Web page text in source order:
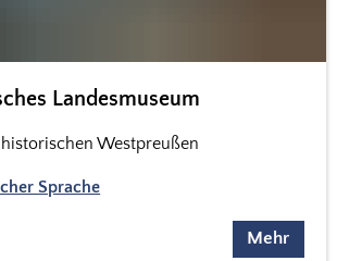
Landesmuseum
Westpreußen
Sprache
Mehr